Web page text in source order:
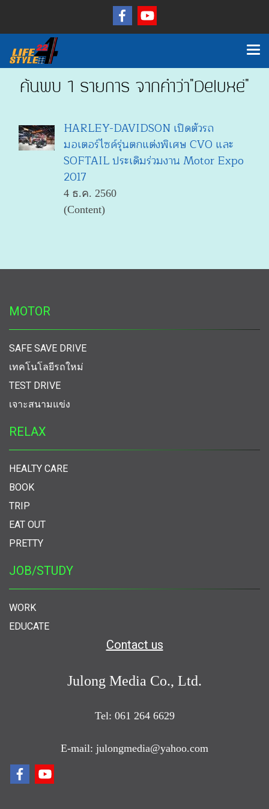
ค้นพบ 1 รายการ จากคำว่า"Deluxe™"
HARLEY-DAVIDSON เปิดตัวรถ
มอเตอร์ไซค์รุ่นตกแต่งพิเศษ CVO และ
SOFTAIL ประเดิมร่วมงาน Motor Expo
2017
4 ธ.ค. 2560
(Content)
MOTOR
SAFE SAVE DRIVE
เทคโนโลยีรถใหม่
TEST DRIVE
เจาะสนามแข่ง
RELAX
HEALTY CARE
BOOK
TRIP
EAT OUT
PRETTY
JOB/STUDY
WORK
EDUCATE
Contact us
Julong Media Co., Ltd.
Tel: 061 264 6629
E-mail: julongmedia@yahoo.com